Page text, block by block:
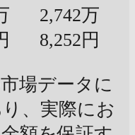
2,742万
8,252円
場データに
、実際にお